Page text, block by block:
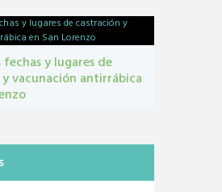
fechas y lugares de
vacunación antirrábica